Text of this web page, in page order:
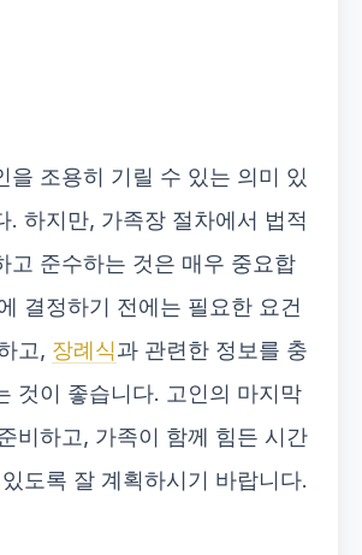
을 조용히 기릴 수 있는 의미 있
. 하지만, 가족장 절차에서 법적
고 준수하는 것은 매우 중요합
결정하기 전에는 필요한 요건
고, 장례식과 관련한 정보를 충
것이 좋습니다. 고인의 마지막
비하고, 가족이 함께 힘든 시간
도록 잘 계획하시기 바랍니다.